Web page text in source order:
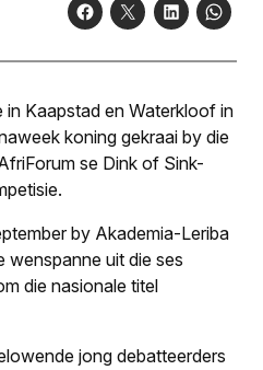
in Kaapstad en Waterkloof in
koning gekraai by die
se Dink of Sink-
by Akademia-Leriba
wenspanne uit die ses
die nasionale titel
jong debatteerders